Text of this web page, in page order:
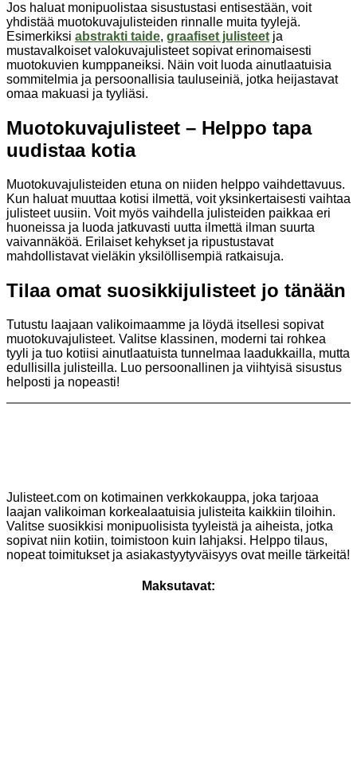
Jos haluat monipuolistaa sisustustasi entisestään, voit
yhdistää muotokuvajulisteiden rinnalle muita tyylejä.
Esimerkiksi abstrakti taide, graafiset julisteet ja
mustavalkoiset valokuvajulisteet sopivat erinomaisesti
muotokuvien kumppaneiksi. Näin voit luoda ainutlaatuisia
sommitelmia ja persoonallisia tauluseiniä, jotka heijastavat
omaa makuasi ja tyyliäsi.
Muotokuvajulisteet – Helppo tapa
uudistaa kotia
Muotokuvajulisteiden etuna on niiden helppo vaihdettavuus.
Kun haluat muuttaa kotisi ilmettä, voit yksinkertaisesti vaihtaa
julisteet uusiin. Voit myös vaihdella julisteiden paikkaa eri
huoneissa ja luoda jatkuvasti uutta ilmettä ilman suurta
vaivannäköä. Erilaiset kehykset ja ripustustavat
mahdollistavat vieläkin yksilöllisempiä ratkaisuja.
Tilaa omat suosikkijulisteet jo tänään
Tutustu laajaan valikoimaamme ja löydä itsellesi sopivat
muotokuvajulisteet. Valitse klassinen, moderni tai rohkea
tyyli ja tuo kotiisi ainutlaatuista tunnelmaa laadukkailla, mutta
edullisilla julisteilla. Luo persoonallinen ja viihtyisä sisustus
helposti ja nopeasti!
Julisteet.com on kotimainen verkkokauppa, joka tarjoaa
laajan valikoiman korkealaatuisia julisteita kaikkiin tiloihin.
Valitse suosikkisi monipuolisista tyyleistä ja aiheista, jotka
sopivat niin kotiin, toimistoon kuin lahjaksi. Helppo tilaus,
nopeat toimitukset ja asiakastyytyväisyys ovat meille tärkeitä!
Maksutavat: